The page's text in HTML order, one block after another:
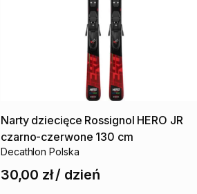
Narty dziecięce Rossignol HERO JR
czarno-czerwone 130 cm
Decathlon Polska
30,00 zł/ dzień